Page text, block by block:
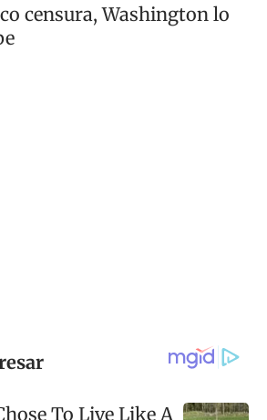
censura, Washington lo